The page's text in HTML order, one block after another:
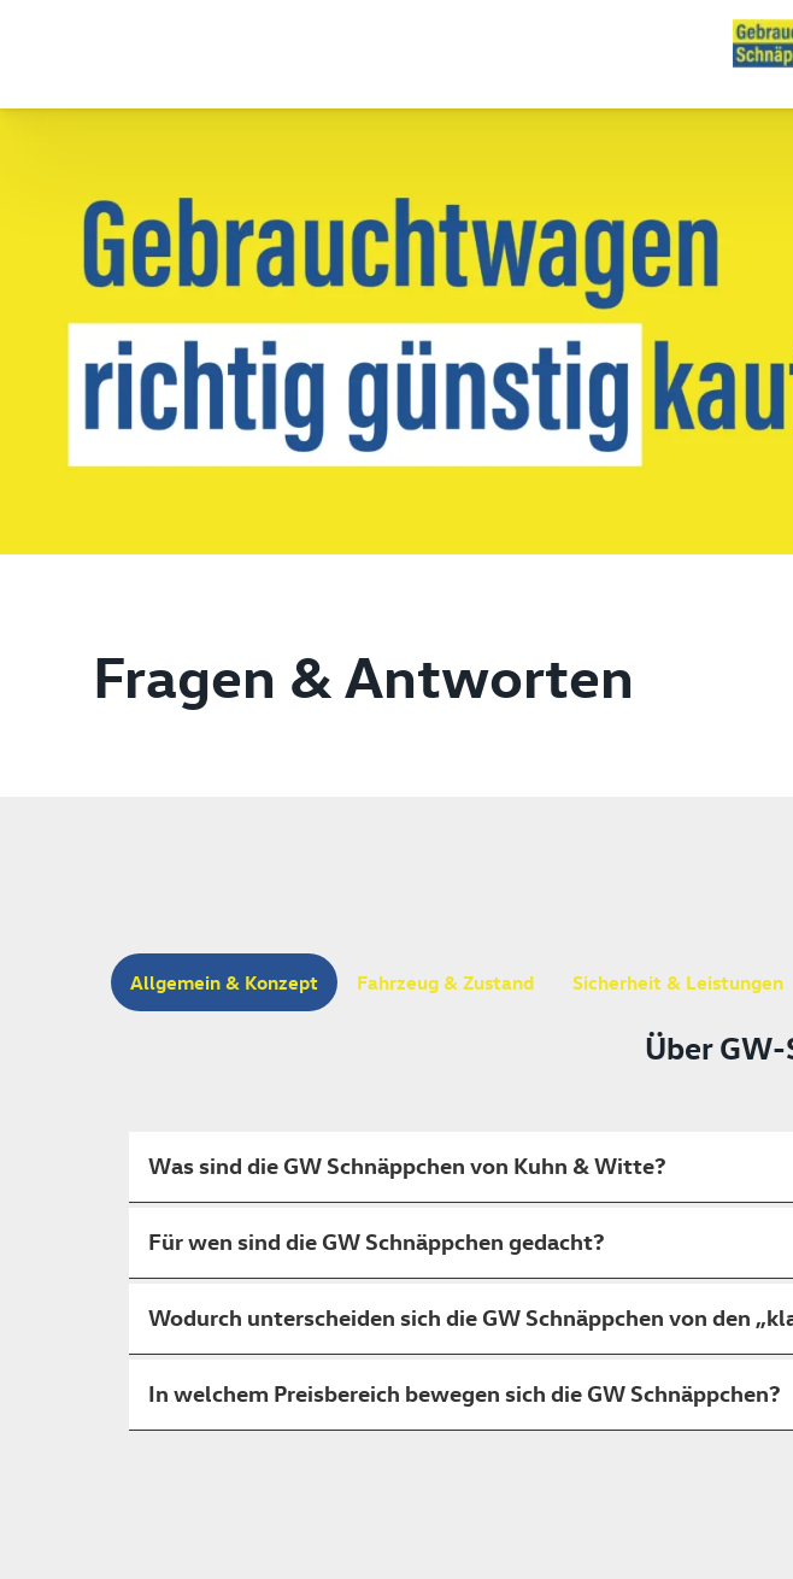
Fragen & Antworten
Allgemein & Konzept Fahrzeug & Zustand Sicherheit & Leistungen
Über
Was sind die GW Schnäppchen von Kuhn & Witte?
Für wen sind die GW Schnäppchen gedacht?
Wodurch unterscheiden sich die GW Schnäppchen von den
In welchem Preisbereich bewegen sich die GW Schnäppchen?